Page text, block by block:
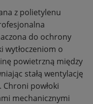
z polietylenu
do ochrony
wytłoczeniom o
powietrzną między
stałą wentylację
powłoki
mechanicznymi